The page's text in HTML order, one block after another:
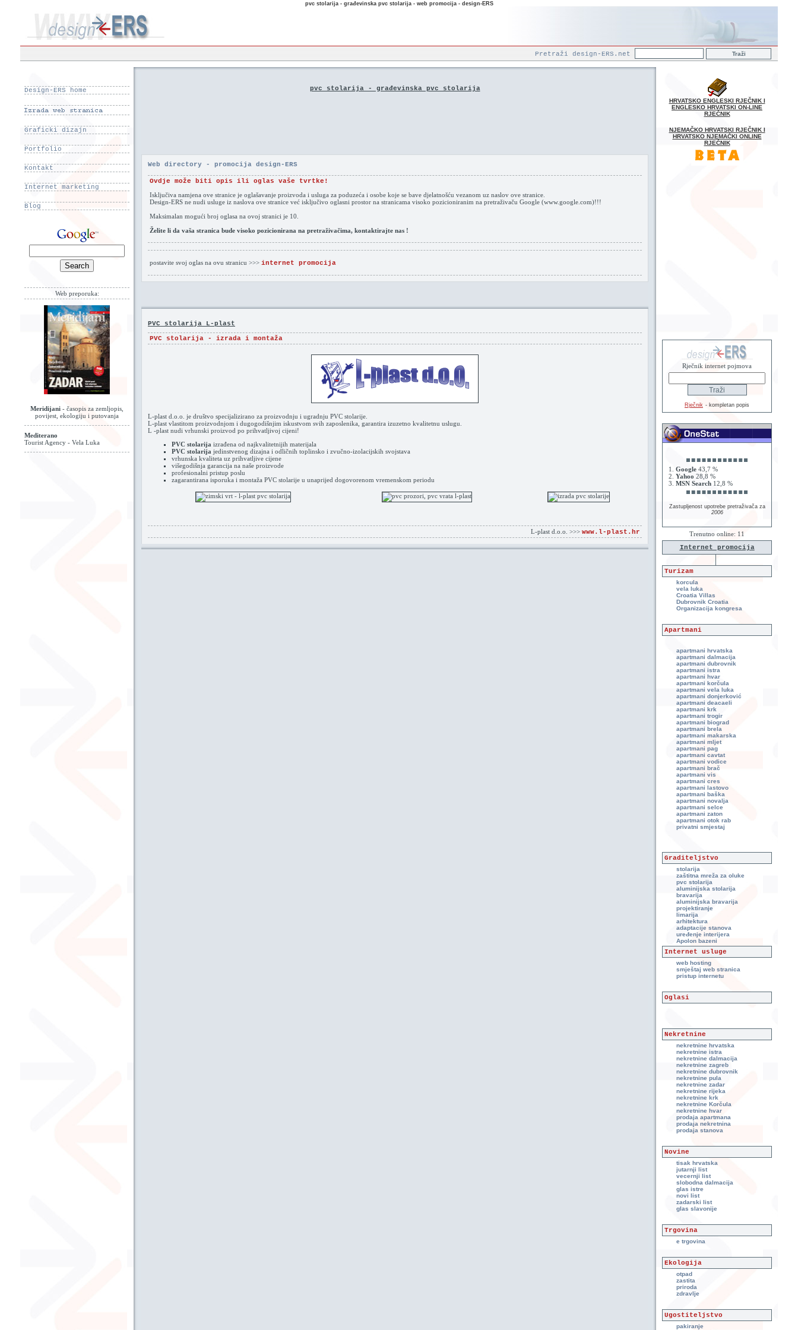
pvc stolarija - građevinska pvc stolarija - web promocija - design-ERS
Pretraži design-ERS.net
Design-ERS home
Graficki dizajn
Portfolio
Kontakt
Internet marketing
Blog
Web preporuka:
Meridijani - časopis za zemljopis,
povijest, ekologiju i putovanja
Mediterano
Tourist Agency - Vela Luka
pvc stolarija - građevinska pvc stolarija
Web directory - promocija design-ERS
Ovdje može biti opis ili oglas vaše tvrtke!
Isključiva namjena ove stranice je oglašavanje proizvoda i usluga za poduzeća i osobe koje se bave djelatnošću vezanom uz naslov ove stranice.
Design-ERS ne nudi usluge iz naslova ove stranice već isključivo oglasni prostor na stranicama visoko pozicioniranim na pretraživaču Google (www.google.com)!!!
Maksimalan mogući broj oglasa na ovoj stranici je 10.
Želite li da vaša stranica bude visoko pozicionirana na pretraživačima, kontaktirajte nas !
postavite svoj oglas na ovu stranicu >>> internet promocija
PVC stolarija L-plast
PVC stolarija - izrada i montaža
L-plast d.o.o. je društvo specijalizirano za proizvodnju i ugradnju PVC stolarije.
L-plast vlastitom proizvodnjom i dugogodišnjim iskustvom svih zaposlenika, garantira izuzetno kvalitetnu uslugu.
L -plast nudi vrhunski proizvod po prihvatljivoj cijeni!
PVC stolarija izrađena od najkvalitetnijih materijala
PVC stolarija jedinstvenog dizajna i odličnih toplinsko i zvučno-izolacijskih svojstava
vrhunska kvaliteta uz prihvatljive cijene
višegodišnja garancija na naše proizvode
profesionalni pristup poslu
zagarantirana isporuka i montaža PVC stolarije u unaprijed dogovorenom vremenskom periodu
L-plast d.o.o. >>> www.l-plast.hr
HRVATSKO ENGLESKI RJEČNIK I
ENGLESKO HRVATSKI ON-LINE
RJEČNIK
NJEMAČKO HRVATSKI RJEČNIK I
HRVATSKO NJEMAČKI ONLINE
RJEČNIK
Rječnik internet pojmova
Rječnik - kompletan popis
1. Google 43,7 %
2. Yahoo 28,8 %
3. MSN Search 12,8 %
Zastupljenost upotrebe pretraživača za
2006
Trenutno online: 11
Internet promocija
Turizam
korcula
vela luka
Croatia Villas
Dubrovnik Croatia
Organizacija kongresa
Apartmani
apartmani hrvatska
apartmani dalmacija
apartmani dubrovnik
apartmani istra
apartmani hvar
apartmani korčula
apartmani vela luka
apartmani donjerković
apartmani deacaeli
apartmani krk
apartmani trogir
apartmani biograd
apartmani brela
apartmani makarska
apartmani mljet
apartmani pag
apartmani cavtat
apartmani vodice
apartmani brač
apartmani vis
apartmani cres
apartmani lastovo
apartmani baška
apartmani novalja
apartmani selce
apartmani zaton
apartmani otok rab
privatni smjestaj
Graditeljstvo
stolarija
zaštitna mreža za oluke
pvc stolarija
aluminijska stolarija
bravarija
aluminijska bravarija
projektiranje
limarija
arhitektura
adaptacije stanova
uređenje interijera
Apolon bazeni
Internet usluge
web hosting
smještaj web stranica
pristup internetu
Oglasi
Nekretnine
nekretnine hrvatska
nekretnine istra
nekretnine dalmacija
nekretnine zagreb
nekretnine dubrovnik
nekretnine pula
nekretnine zadar
nekretnine rijeka
nekretnine krk
nekretnine Korčula
nekretnine hvar
prodaja apartmana
prodaja nekretnina
prodaja stanova
Novine
tisak hrvatska
jutarnji list
vecernji list
slobodna dalmacija
glas istre
novi list
zadarski list
glas slavonije
Trgovina
e trgovina
Ekologija
otpad
zastita
priroda
zdravlje
Ugostiteljstvo
pakiranje